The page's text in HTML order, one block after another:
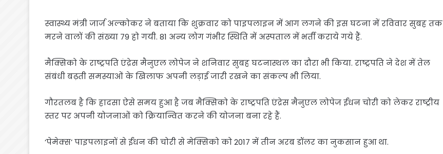
स्वास्थ्य मंत्री जार्ज अल्कोकर ने बताया कि शुक्रवार को पाइपलाइन में आग लगने की इस घटना में रविवार सुबह तक
मरने वालों की संख्या 79 हो गयी. 81 अन्य लोग गंभीर स्थिति में अस्पताल में भर्ती कराये गये हैं.
मैक्सिको के राष्ट्रपति एंद्रेस मैनुएल लोपेज ने शनिवार सुबह घटनास्थल का दौरा भी किया. राष्ट्रपति ने देश में तेल
संबंधी बढ़ती समस्याओं के खिलाफ अपनी लड़ाई जारी रखने का संकल्प भी लिया.
गौरतलब है कि हादसा ऐसे समय हुआ है जब मैक्सिको के राष्ट्रपति एंद्रेस मैनुएल लोपेज ईंधन चोरी को लेकर राष्ट्रीय
स्तर पर अपनी योजनाओं को क्रियान्वित करने की योजना बना रहे हैं.
‘पेमेक्स’ पाइपलाइनों से ईंधन की चोरी से मेक्सिको को 2017 में तीन अरब डॉलर का नुकसान हुआ था.